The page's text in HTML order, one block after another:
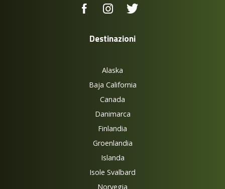
Destinazioni
Alaska
Baja California
Canada
Danimarca
Finlandia
Groenlandia
Islanda
Isole Svalbard
Norvegia